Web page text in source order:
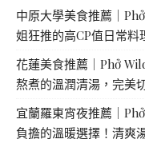
中原大學美食推薦｜
姐狂推的高CP值日常
花蓮美食推薦｜Phở
熬煮的溫潤清湯，完美
宜蘭羅東宵夜推薦｜
負擔的溫暖選擇！清爽